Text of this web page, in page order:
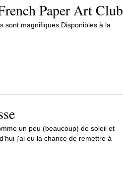
Paper Art Club
sont magnifiques.Disponibles à la
un peu (beaucoup) de soleil et
j'ai eu la chance de remettre à